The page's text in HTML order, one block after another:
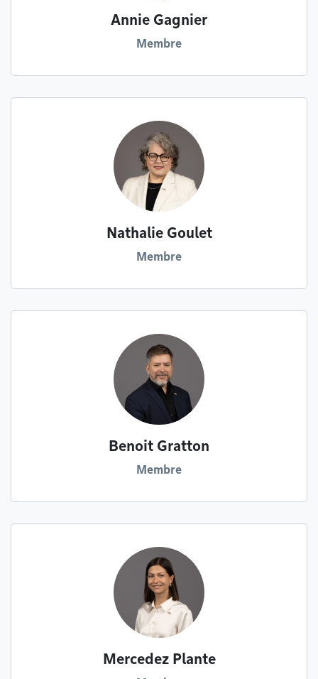
Annie Gagnier
Membre
Nathalie Goulet
Membre
Benoit Gratton
Membre
Mercedez Plante